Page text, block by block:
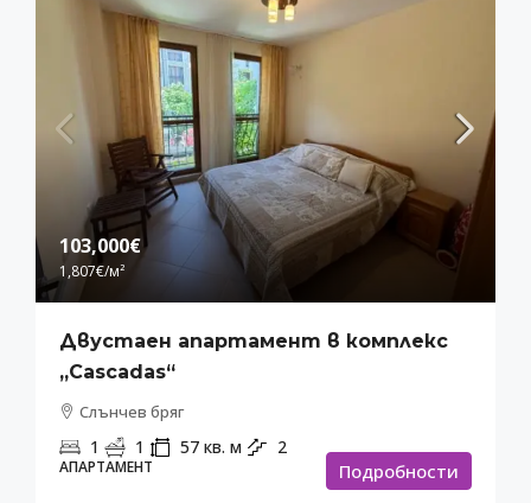
103,000€
1,807€/м²
Двустаен апартамент в комплекс
„Cascadas“
Слънчев бряг
1 1 57 кв. м 2
АПАРТАМЕНТ Подробности